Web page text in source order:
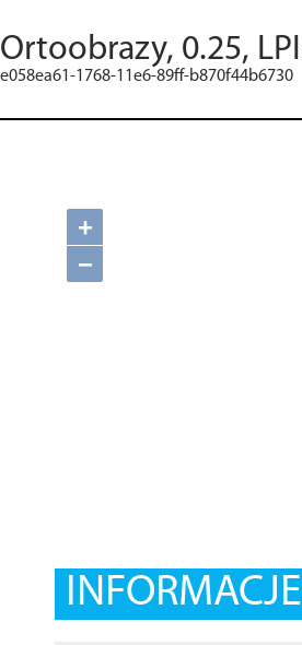
Ortoobrazy, 0.25,
e058ea61-1768-11e6-89ff-b870f44b6730
+
−